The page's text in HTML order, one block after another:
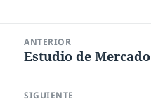
entradas
ANTERIOR
Entrada
Estudio de Mercado
SIGUIENTE